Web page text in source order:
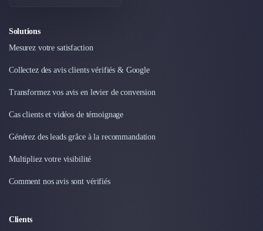
Solutions
Mesurez votre satisfaction
Collectez des avis clients vérifiés & Google
Transformez vos avis en levier de conversion
Cas clients et vidéos de témoignage
Générez des leads grâce à la recommandation
Multipliez votre visibilité
Comment nos avis sont vérifiés
Clients